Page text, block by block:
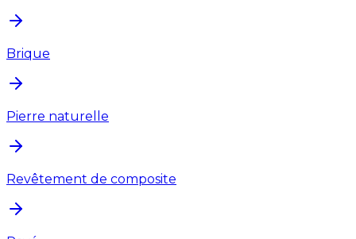
Brique
Pierre naturelle
Revêtement de composite